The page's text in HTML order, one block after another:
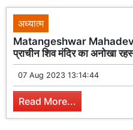
अध्यात्म
Matangeshwar Mahadev
प्राचीन शिव मंदिर का अनोखा
07 Aug 2023 13:14:44
Read More...